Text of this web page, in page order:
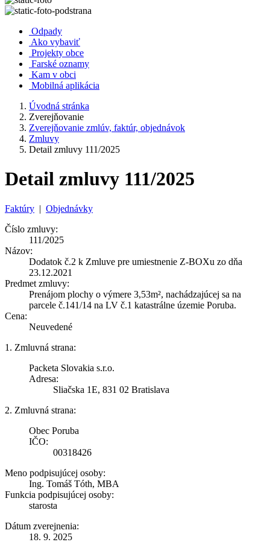
Odpady
Ako vybaviť
Projekty obce
Farské oznamy
Kam v obci
Mobilná aplikácia
Úvodná stránka
Zverejňovanie
Zverejňovanie zmlúv, faktúr, objednávok
Zmluvy
Detail zmluvy 111/2025
Detail zmluvy 111/2025
Faktúry | Objednávky
Číslo zmluvy:
111/2025
Názov:
Dodatok č.2 k Zmluve pre umiestnenie Z-BOXu zo dňa
23.12.2021
Predmet zmluvy:
Prenájom plochy o výmere 3,53m², nachádzajúcej sa na
parcele č.141/14 na LV č.1 katastrálne územie Poruba.
Cena:
Neuvedené
1. Zmluvná strana:
Packeta Slovakia s.r.o.
Adresa:
Sliačska 1E, 831 02 Bratislava
2. Zmluvná strana:
Obec Poruba
IČO:
00318426
Meno podpisujúcej osoby:
Ing. Tomáš Tóth, MBA
Funkcia podpisujúcej osoby:
starosta
Dátum zverejnenia:
18. 9. 2025